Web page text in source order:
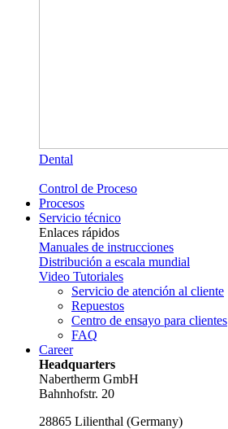
Dental
Control de Proceso
Procesos
Servicio técnico
Enlaces rápidos
Manuales de instrucciones
Distribución a escala mundial
Video Tutoriales
Servicio de atención al cliente
Repuestos
Centro de ensayo para clientes
FAQ
Career
Headquarters
Nabertherm GmbH
Bahnhofstr. 20
28865 Lilienthal (Germany)